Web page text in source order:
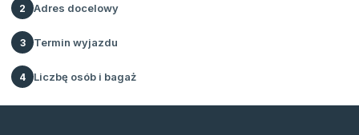
2 Adres docelowy
3 Termin wyjazdu
4 Liczbę osób i bagaż